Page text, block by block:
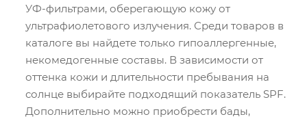
УФ-фильтрами, оберегающую кожу от
ультрафиолетового излучения. Среди товаров в
каталоге вы найдете только гипоаллергенные,
некомедогенные составы. В зависимости от
оттенка кожи и длительности пребывания на
солнце выбирайте подходящий показатель SPF.
Дополнительно можно приобрести бады,